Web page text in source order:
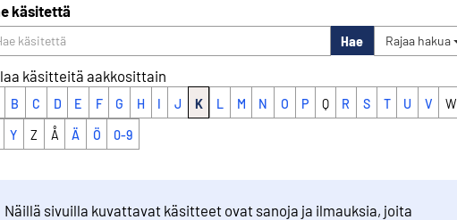
käsitettä
Hae Rajaa hakua
käsitteitä aakkosittain
B C D E F G H I J K L M N O P Q R S T U V W
Y Z Å Ä Ö 0-9
Näillä sivuilla kuvattavat käsitteet ovat sanoja ja ilmauksia, joita